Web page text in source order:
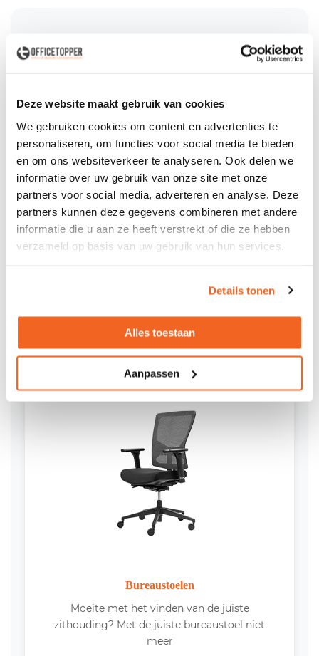
Deze website maakt gebruik van cookies
We gebruiken cookies om content en advertenties te
personaliseren, om functies voor social media te bieden
en om ons websiteverkeer te analyseren. Ook delen we
informatie over uw gebruik van onze site met onze
partners voor social media, adverteren en analyse. Deze
partners kunnen deze gegevens combineren met andere
informatie die u aan ze heeft verstrekt of die ze hebben
verzameld op basis van uw gebruik van hun services.
Details tonen
Alles toestaan
Aanpassen
staan achter onze bureaus
Bureaustoelen
Moeite met het vinden van de juiste
zithouding? Met de juiste bureaustoel niet
meer